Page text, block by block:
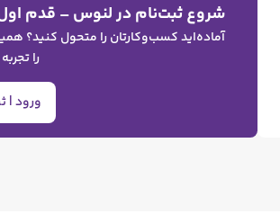
شروع ثبت‌نام در لنوس – قدم
آماده‌اید کسب‌وکارتان را متحول کنید؟
را
ورود |